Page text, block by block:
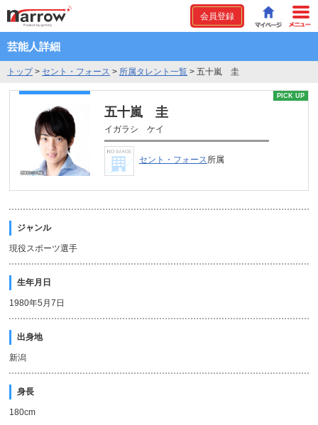
会員登録
芸能人詳細
トップ> セント・フォース > 所属タレント一覧 > 五十嵐 圭
PICK UP
五十嵐 圭
イガラシ ケイ
セント・フォース所属
ジャンル
現役スポーツ選手
生年月日
1980年5月7日
出身地
新潟
身長
180cm